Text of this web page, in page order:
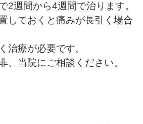
2週間から4週間で治ります。
しておくと痛みが長引く場合
治療が必要です。
、当院にご相談ください。